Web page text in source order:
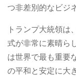
つ非差別的なビジ
トランプ大統領
式が非常に素晴ら
は世界で最も重要
の平和と安定に大